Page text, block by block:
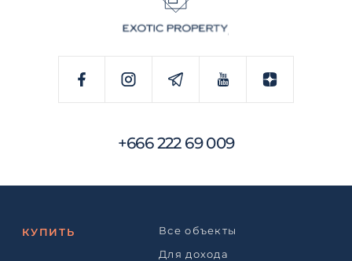
+666 222 69 009
КУПИТЬ
Все объекты
Для дохода